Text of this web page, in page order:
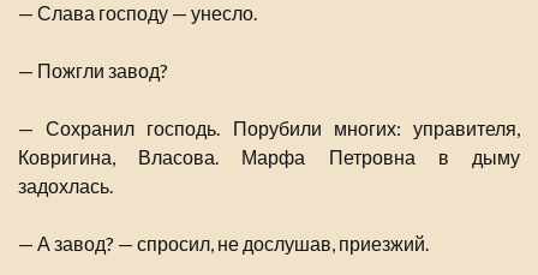
— Слава господу — унесло.
— Пожгли завод?
— Сохранил господь. Порубили многих: управителя,
Ковригина, Власова. Марфа Петровна в дыму
задохлась.
— А завод? — спросил, не дослушав, приезжий.